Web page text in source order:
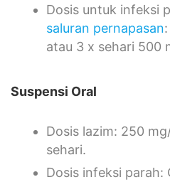
Dosis untuk infeksi
saluran pernapasan
atau 3 x sehari 500
Suspensi Oral
Dosis lazim: 250
sehari.
Dosis infeksi parah: